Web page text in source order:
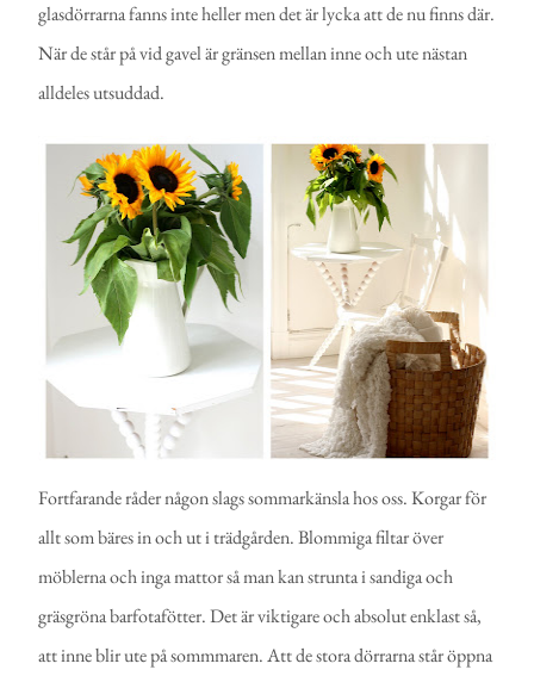
glasdörrarna fanns inte heller men det är lycka att de nu finns där.
När de står på vid gavel är gränsen mellan inne och ute nästan
alldeles utsuddad.
Fortfarande råder någon slags sommarkänsla hos oss. Korgar för
allt som bäres in och ut i trädgården. Blommiga filtar över
möblerna och inga mattor så man kan strunta i sandiga och
gräsgröna barfotafötter. Det är viktigare och absolut enklast så,
att inne blir ute på sommmaren. Att de stora dörrarna står öppna